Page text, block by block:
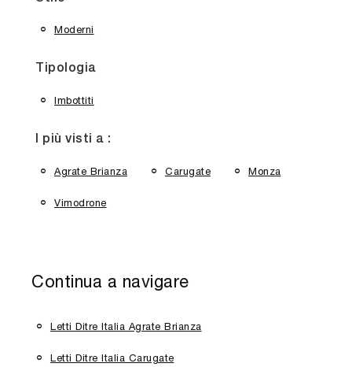
Moderni
Tipologia
Imbottiti
I più visti a :
Agrate Brianza Carugate Monza
Vimodrone
Continua a navigare
Letti Ditre Italia Agrate Brianza
Letti Ditre Italia Carugate